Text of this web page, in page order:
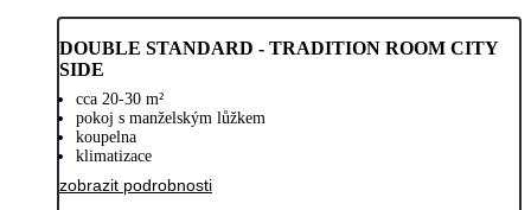
DOUBLE STANDARD - TRADITION ROOM CITY
SIDE
cca 20-30 m²
pokoj s manželským lůžkem
koupelna
klimatizace
zobrazit podrobnosti